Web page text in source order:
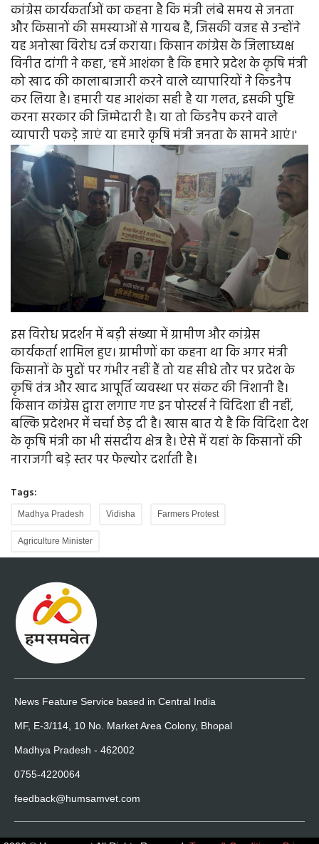
कांग्रेस कार्यकर्ताओं का कहना है कि मंत्री लंबे समय से जनता
और किसानों की समस्याओं से गायब हैं, जिसकी वजह से उन्होंने
यह अनोखा विरोध दर्ज कराया। किसान कांग्रेस के जिलाध्यक्ष
विनीत दांगी ने कहा, 'हमें आशंका है कि हमारे प्रदेश के कृषि मंत्री
को खाद की कालाबाजारी करने वाले व्यापारियों ने किडनैप
कर लिया है। हमारी यह आशंका सही है या गलत, इसकी पुष्टि
करना सरकार की जिम्मेदारी है। या तो किडनैप करने वाले
व्यापारी पकड़े जाएं या हमारे कृषि मंत्री जनता के सामने आएं।'
इस विरोध प्रदर्शन में बड़ी संख्या में ग्रामीण और कांग्रेस
कार्यकर्ता शामिल हुए। ग्रामीणों का कहना था कि अगर मंत्री
किसानों के मुद्दों पर गंभीर नहीं हैं तो यह सीधे तौर पर प्रदेश के
कृषि तंत्र और खाद आपूर्ति व्यवस्था पर संकट की निशानी है।
किसान कांग्रेस द्वारा लगाए गए इन पोस्टर्स ने विदिशा ही नहीं,
बल्कि प्रदेशभर में चर्चा छेड़ दी है। खास बात ये है कि विदिशा देश
के कृषि मंत्री का भी संसदीय क्षेत्र है। ऐसे में यहां के किसानों की
नाराजगी बड़े स्तर पर फेल्योर दर्शाती है।
Tags:
Madhya Pradesh Vidisha Farmers Protest
Agriculture Minister
News Feature Service based in Central India
MF, E-3/114, 10 No. Market Area Colony, Bhopal
Madhya Pradesh - 462002
0755-4220064
feedback@humsamvet.com